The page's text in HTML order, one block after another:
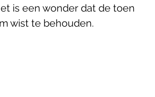
is een wonder dat de toen
wist te behouden.